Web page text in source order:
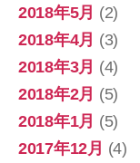
2018年5月 (2)
2018年4月 (3)
2018年3月 (4)
2018年2月 (5)
2018年1月 (5)
2017年12月 (4)